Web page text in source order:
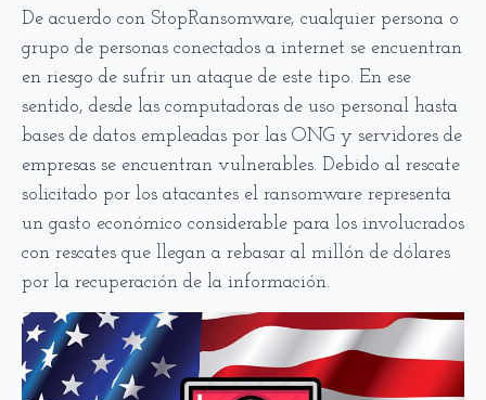
De acuerdo con StopRansomware, cualquier persona o
grupo de personas conectados a internet se encuentran
en riesgo de sufrir un ataque de este tipo. En ese
sentido, desde las computadoras de uso personal hasta
bases de datos empleadas por las ONG y servidores de
empresas se encuentran vulnerables. Debido al rescate
solicitado por los atacantes el ransomware representa
un gasto económico considerable para los involucrados
con rescates que llegan a rebasar al millón de dólares
por la recuperación de la información.